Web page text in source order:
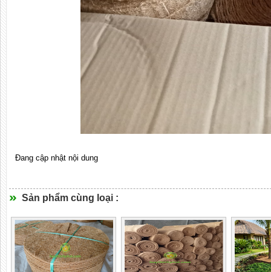
Đang cập nhật nội dung
Sản phẩm cùng loại :